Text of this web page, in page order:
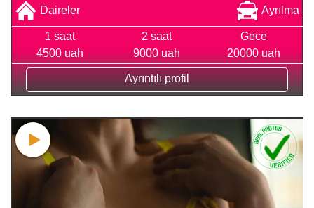
Daireler Ayrılma
1 saat
4500 uah
2 saat
9000 uah
Gece
20000 uah
Ayrıntılı profil